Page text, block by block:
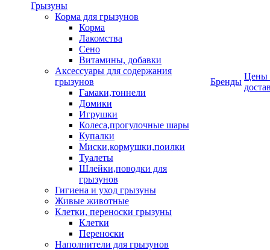
Грызуны
Корма для грызунов
Корма
Лакомства
Сено
Витамины, добавки
Аксессуары для содержания
грызунов
Гамаки,тоннели
Домики
Игрушки
Колеса,прогулочные шары
Купалки
Миски,кормушки,поилки
Туалеты
Шлейки,поводки для
грызунов
Гигиена и уход грызуны
Живые животные
Клетки, переноски грызуны
Клетки
Переноски
Наполнители для грызунов
Бренды
Цены